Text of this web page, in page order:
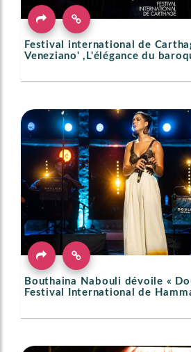
Festival international de
Veneziano' ,L'élégance du
Bouthaina Nabouli dévoile «
Festival International de